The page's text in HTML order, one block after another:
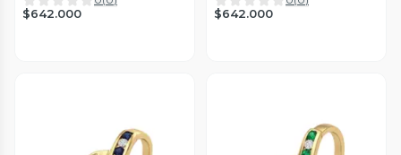
$642.000 $642.000